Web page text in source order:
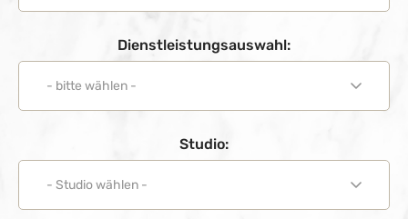
Dienstleistungsauswahl:
Studio: